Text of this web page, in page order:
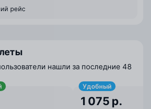
рейс
нашли за последние 48
Удобный
1 075 р.